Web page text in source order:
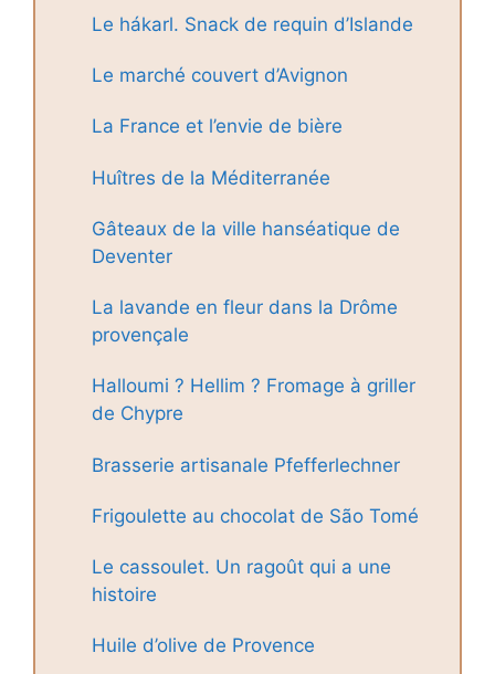
Le hákarl. Snack de requin d’Islande
Le marché couvert d’Avignon
La France et l’envie de bière
Huîtres de la Méditerranée
Gâteaux de la ville hanséatique de
Deventer
La lavande en fleur dans la Drôme
provençale
Halloumi ? Hellim ? Fromage à griller
de Chypre
Brasserie artisanale Pfefferlechner
Frigoulette au chocolat de São Tomé
Le cassoulet. Un ragoût qui a une
histoire
Huile d’olive de Provence